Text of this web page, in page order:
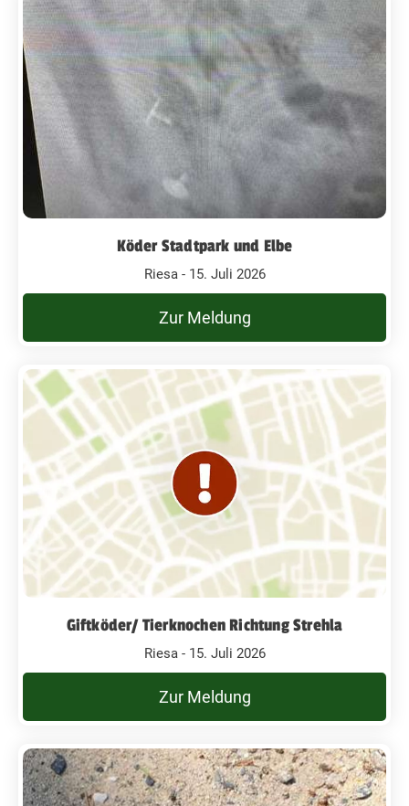
Köder Stadtpark und Elbe
Riesa - 15. Juli 2026
Zur Meldung
Giftköder/ Tierknochen Richtung Strehla
Riesa - 15. Juli 2026
Zur Meldung